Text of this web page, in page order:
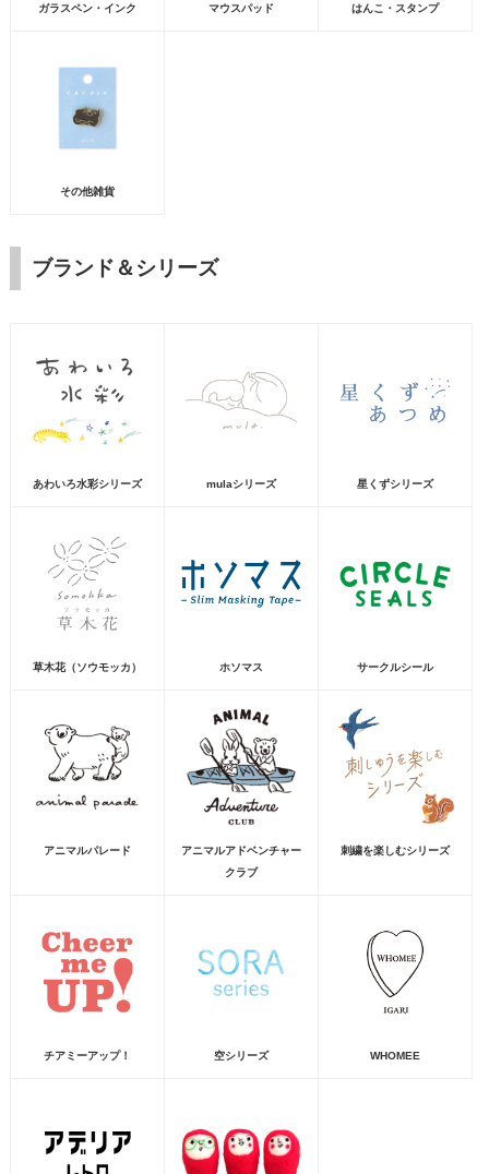
ガラスペン・インク マウスパッド はんこ・スタンプ
その他雑貨
ブランド＆シリーズ
あわいろ水彩シリーズ mulaシリーズ 星くずシリーズ
草木花（ソウモッカ） ホソマス サークルシール
アニマルパレード
アニマルアドベンチャー
クラブ
刺繍を楽しむシリーズ
チアミーアップ！ 空シリーズ WHOMEE